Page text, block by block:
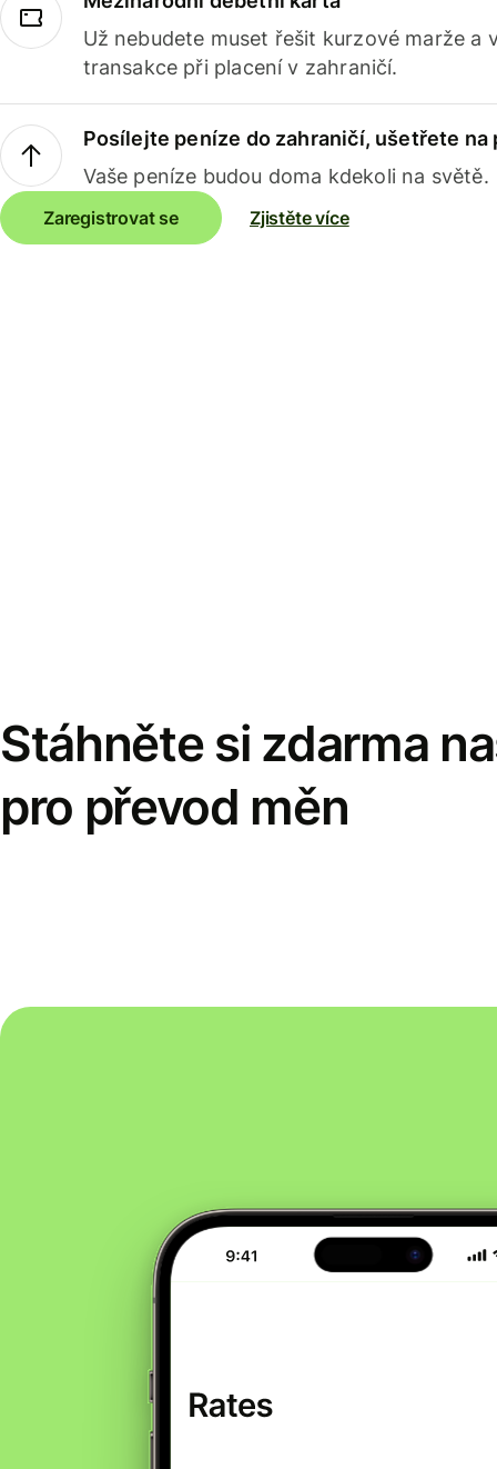
Už nebudete muset řešit kurzové marže a
transakce při placení v zahraničí.
Posílejte peníze do zahraničí, ušetřete na
Vaše peníze budou doma kdekoli na světě.
Zaregistrovat se Zjistěte více
Stáhněte si zdarma
pro převod měn